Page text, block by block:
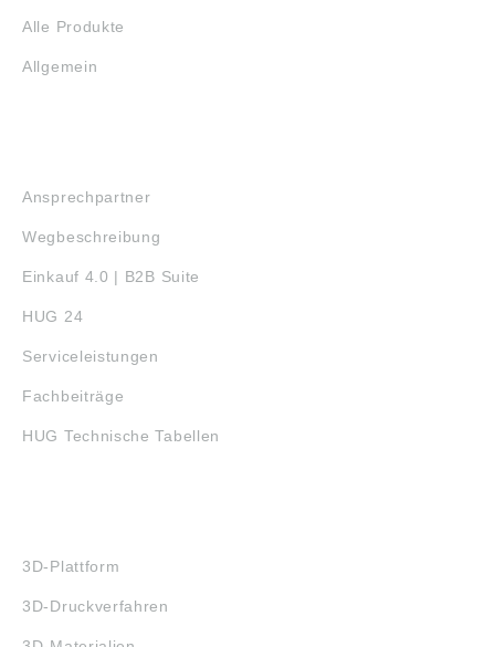
Alle Produkte
Allgemein
Ansprechpartner
Wegbeschreibung
Einkauf 4.0 | B2B Suite
HUG 24
Serviceleistungen
Fachbeiträge
HUG Technische Tabellen
3D-Plattform
3D-Druckverfahren